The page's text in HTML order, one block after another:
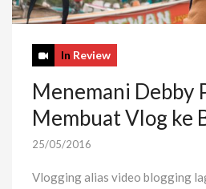
In Review
Menemani Debby
Membuat Vlog ke
25/05/2016
Vlogging alias video blogging